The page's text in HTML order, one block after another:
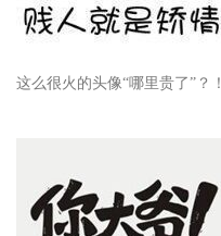
这么很火的头像“哪里贵了”？！